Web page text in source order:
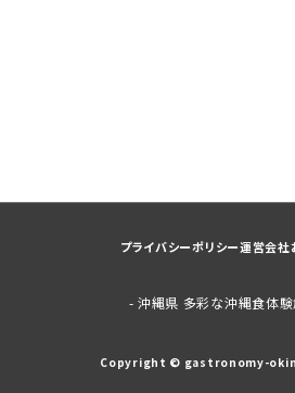
プライバシーポリシー運営会社
- 沖縄県 多彩な沖縄食体
Copyright © gastronomy-